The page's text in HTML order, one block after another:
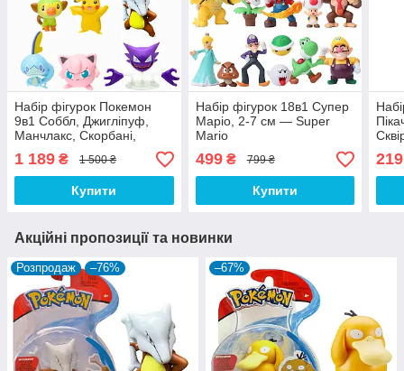
Набір фігурок Покемон
9в1 Соббл, Джигліпуф,
Манчлакс, Скорбані,
Псайдак, Хонтер,
Маровак, Пікачу, Грукі 4-
9см
1 189 ₴ 1 500 ₴
Купити
Набір фігурок 18в1 Супер
Маріо, 2-7 см — Super
Mario
499₴ 799 ₴
Купити
8
219
Акційні пропозиції та новинки
Розпродаж –76% –67%